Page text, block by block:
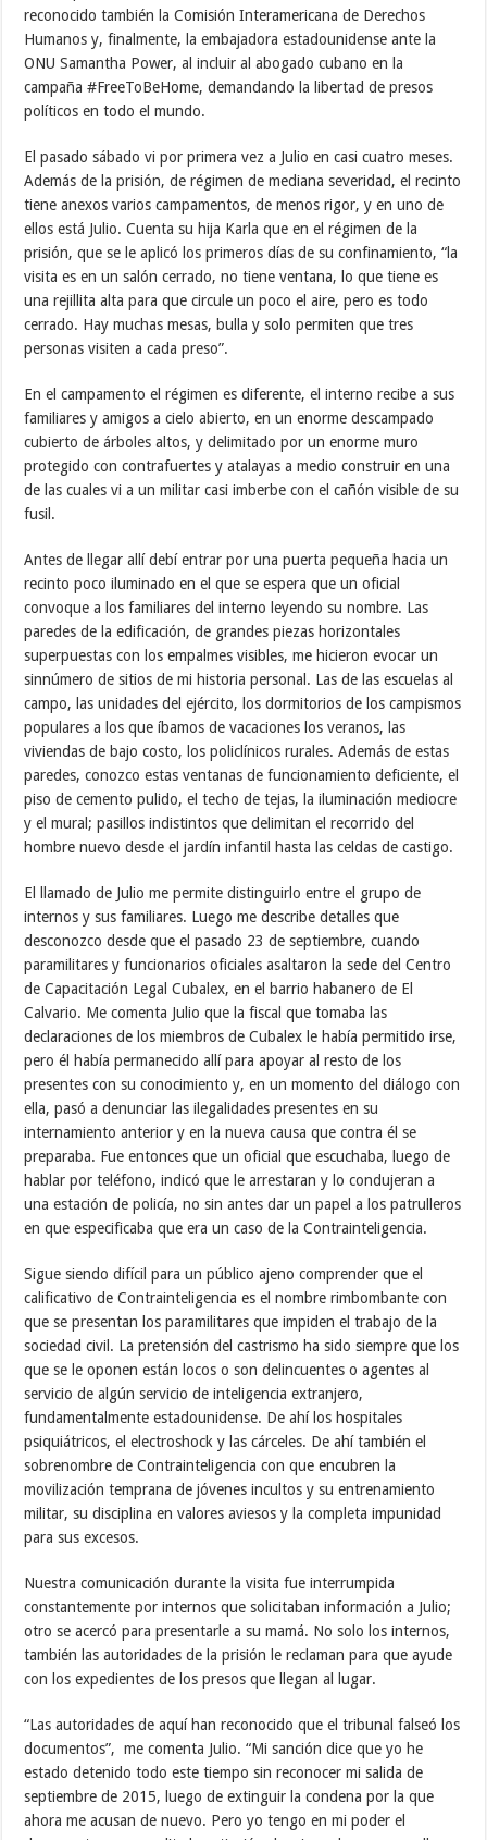
reconocido también la Comisión Interamericana de Derechos
Humanos y, finalmente, la embajadora estadounidense ante la
ONU Samantha Power, al incluir al abogado cubano en la
campaña #FreeToBeHome, demandando la libertad de presos
políticos en todo el mundo.
El pasado sábado vi por primera vez a Julio en casi cuatro meses.
Además de la prisión, de régimen de mediana severidad, el recinto
tiene anexos varios campamentos, de menos rigor, y en uno de
ellos está Julio. Cuenta su hija Karla que en el régimen de la
prisión, que se le aplicó los primeros días de su confinamiento, “la
visita es en un salón cerrado, no tiene ventana, lo que tiene es
una rejillita alta para que circule un poco el aire, pero es todo
cerrado. Hay muchas mesas, bulla y solo permiten que tres
personas visiten a cada preso”.
En el campamento el régimen es diferente, el interno recibe a sus
familiares y amigos a cielo abierto, en un enorme descampado
cubierto de árboles altos, y delimitado por un enorme muro
protegido con contrafuertes y atalayas a medio construir en una
de las cuales vi a un militar casi imberbe con el cañón visible de su
fusil.
Antes de llegar allí debí entrar por una puerta pequeña hacia un
recinto poco iluminado en el que se espera que un oficial
convoque a los familiares del interno leyendo su nombre. Las
paredes de la edificación, de grandes piezas horizontales
superpuestas con los empalmes visibles, me hicieron evocar un
sinnúmero de sitios de mi historia personal. Las de las escuelas al
campo, las unidades del ejército, los dormitorios de los campismos
populares a los que íbamos de vacaciones los veranos, las
viviendas de bajo costo, los policlínicos rurales. Además de estas
paredes, conozco estas ventanas de funcionamiento deficiente, el
piso de cemento pulido, el techo de tejas, la iluminación mediocre
y el mural; pasillos indistintos que delimitan el recorrido del
hombre nuevo desde el jardín infantil hasta las celdas de castigo.
El llamado de Julio me permite distinguirlo entre el grupo de
internos y sus familiares. Luego me describe detalles que
desconozco desde que el pasado 23 de septiembre, cuando
paramilitares y funcionarios oficiales asaltaron la sede del Centro
de Capacitación Legal Cubalex, en el barrio habanero de El
Calvario. Me comenta Julio que la fiscal que tomaba las
declaraciones de los miembros de Cubalex le había permitido irse,
pero él había permanecido allí para apoyar al resto de los
presentes con su conocimiento y, en un momento del diálogo con
ella, pasó a denunciar las ilegalidades presentes en su
internamiento anterior y en la nueva causa que contra él se
preparaba. Fue entonces que un oficial que escuchaba, luego de
hablar por teléfono, indicó que le arrestaran y lo condujeran a
una estación de policía, no sin antes dar un papel a los patrulleros
en que especificaba que era un caso de la Contrainteligencia.
Sigue siendo difícil para un público ajeno comprender que el
calificativo de Contrainteligencia es el nombre rimbombante con
que se presentan los paramilitares que impiden el trabajo de la
sociedad civil. La pretensión del castrismo ha sido siempre que los
que se le oponen están locos o son delincuentes o agentes al
servicio de algún servicio de inteligencia extranjero,
fundamentalmente estadounidense. De ahí los hospitales
psiquiátricos, el electroshock y las cárceles. De ahí también el
sobrenombre de Contrainteligencia con que encubren la
movilización temprana de jóvenes incultos y su entrenamiento
militar, su disciplina en valores aviesos y la completa impunidad
para sus excesos.
Nuestra comunicación durante la visita fue interrumpida
constantemente por internos que solicitaban información a Julio;
otro se acercó para presentarle a su mamá. No solo los internos,
también las autoridades de la prisión le reclaman para que ayude
con los expedientes de los presos que llegan al lugar.
“Las autoridades de aquí han reconocido que el tribunal falseó los
documentos”, me comenta Julio. “Mi sanción dice que yo he
estado detenido todo este tiempo sin reconocer mi salida de
septiembre de 2015, luego de extinguir la condena por la que
ahora me acusan de nuevo. Pero yo tengo en mi poder el